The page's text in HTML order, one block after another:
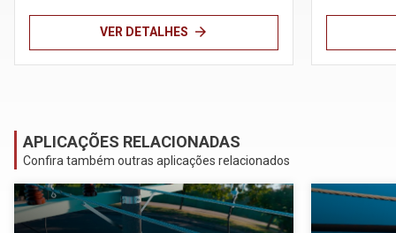
VER DETALHES arrow_forward
APLICAÇÕES RELACIONADAS
Confira também outras aplicações relacionados